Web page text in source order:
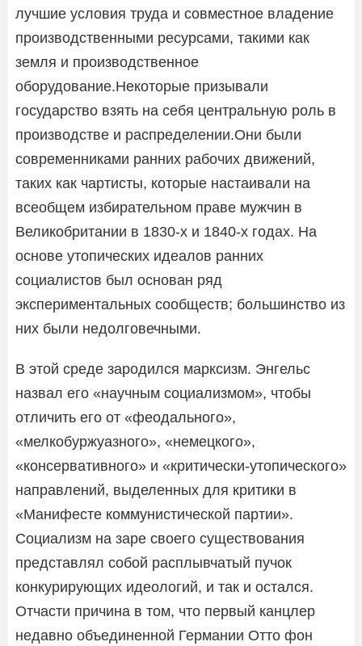
лучшие условия труда и совместное владение
производственными ресурсами, такими как
земля и производственное
оборудование.Некоторые призывали
государство взять на себя центральную роль в
производстве и распределении.Они были
современниками ранних рабочих движений,
таких как чартисты, которые настаивали на
всеобщем избирательном праве мужчин в
Великобритании в 1830-х и 1840-х годах. На
основе утопических идеалов ранних
социалистов был основан ряд
экспериментальных сообществ; большинство из
них были недолговечными.
В этой среде зародился марксизм. Энгельс
назвал его «научным социализмом», чтобы
отличить его от «феодального»,
«мелкобуржуазного», «немецкого»,
«консервативного» и «критически-утопического»
направлений, выделенных для критики в
«Манифесте коммунистической партии».
Социализм на заре своего существования
представлял собой расплывчатый пучок
конкурирующих идеологий, и так и остался.
Отчасти причина в том, что первый канцлер
недавно объединенной Германии Отто фон